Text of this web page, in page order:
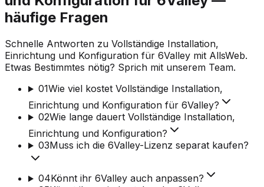
häufige Fragen
Schnelle Antworten zu Vollständige Installation,
Einrichtung und Konfiguration für 6Valley mit AllsWeb.
Etwas Bestimmtes nötig? Sprich mit unserem Team.
01Wie viel kostet Vollständige Installation,
Einrichtung und Konfiguration für 6Valley?
02Wie lange dauert Vollständige Installation,
Einrichtung und Konfiguration?
03Muss ich die 6Valley-Lizenz separat kaufen?
04Könnt ihr 6Valley auch anpassen?